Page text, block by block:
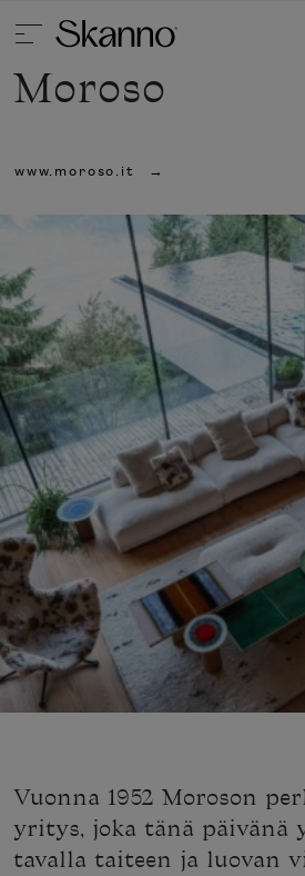
Haku
Type 2 or more characters for results.
Moroso
www.moroso.it
Vuonna 1952 Moroson
yritys, joka tänä päivänä
tavalla taiteen ja luovan